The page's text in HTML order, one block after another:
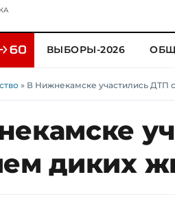
ВЫБОРЫ-2026
» В Нижнекамске участились ДТП
диких